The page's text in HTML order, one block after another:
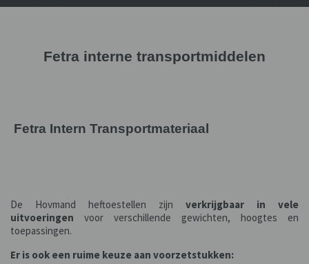
Fetra interne transportmiddelen
Fetra Intern Transportmateriaal
De Hovmand heftoestellen zijn
verkrijgbaar in vele
uitvoeringen
voor verschillende gewichten, hoogtes en
toepassingen.
Er is ook een ruime keuze aan voorzetstukken: